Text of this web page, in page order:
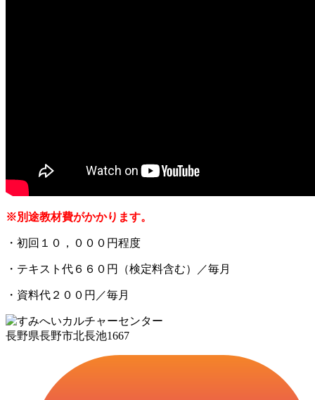
※別途教材費がかかります。
・初回１０，０００円程度
・テキスト代６６０円（検定料含む）／毎月
・資料代２００円／毎月
長野県長野市北長池1667